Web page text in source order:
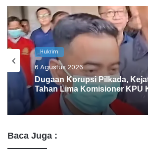
Barito Utara
6 Agustus 2026
BIS Group Latih Pemuda
Jadi Operator Handal
Baca Juga :